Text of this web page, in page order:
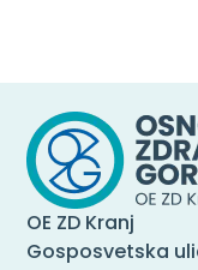
OE ZD Kranj
Gosposvetska